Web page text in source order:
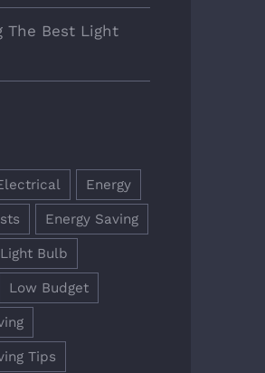
The Best Light
Energy
Energy Saving
Light Bulb
Low Budget
Tips